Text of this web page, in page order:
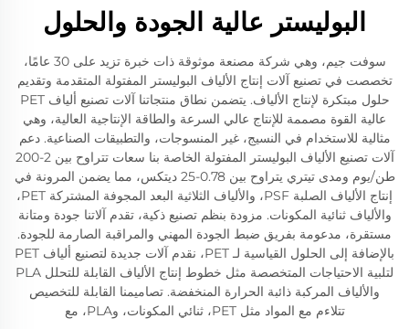
البوليستر عالية الجودة والحلول
سوفت جيم، وهي شركة مصنعة موثوقة ذات خبرة تزيد على 30 عامًا،
تخصصت في تصنيع آلات إنتاج الألياف البوليستر المفتولة المتقدمة وتقديم
حلول مبتكرة لإنتاج الألياف. يتضمن نطاق منتجاتنا آلات تصنيع ألياف PET
عالية القوة مصممة للإنتاج عالي السرعة والطاقة الإنتاجية العالية، وهي
مثالية للاستخدام في النسيج، غير المنسوجات، والتطبيقات الصناعية. دعم
آلات تصنيع الألياف البوليستر المفتولة الخاصة بنا سعات تتراوح بين 2-200
طن/يوم ومدى تيتري يتراوح بين 0.78-25 ديتكس، مما يضمن المرونة في
إنتاج الألياف الصلبة PSF، والألياف الثلاثية البعد المجوفة المشتركة PET،
والألياف ثنائية المكونات. مزودة بنظم تصنيع ذكية، تقدم آلاتنا جودة ومتانة
مستقرة، مدعومة بفريق ضبط الجودة المهني والمراقبة الصارمة للجودة.
بالإضافة إلى الحلول القياسية لـ PET، نقدم آلات جديدة لتصنيع ألياف PET
لتلبية الاحتياجات المتخصصة مثل خطوط إنتاج الألياف القابلة للتحلل PLA
والألياف المركبة ذائبة الحرارة المنخفضة. تصاميمنا القابلة للتخصيص
تتلاءم مع المواد مثل PET، ثنائي المكونات، وPLA، مع